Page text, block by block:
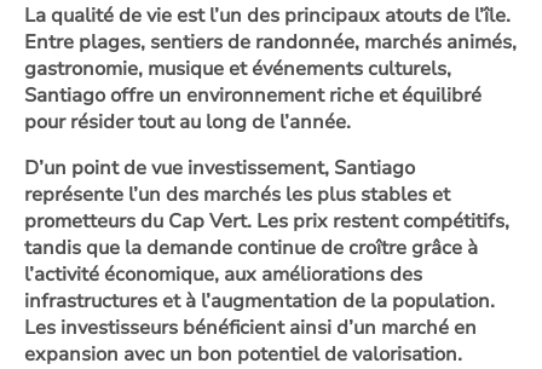
La qualité de vie est l’un des principaux atouts de l’île.
Entre plages, sentiers de randonnée, marchés animés,
gastronomie, musique et événements culturels,
Santiago offre un environnement riche et équilibré
pour résider tout au long de l’année.
D’un point de vue investissement, Santiago
représente l’un des marchés les plus stables et
prometteurs du Cap Vert. Les prix restent compétitifs,
tandis que la demande continue de croître grâce à
l’activité économique, aux améliorations des
infrastructures et à l’augmentation de la population.
Les investisseurs bénéficient ainsi d’un marché en
expansion avec un bon potentiel de valorisation.